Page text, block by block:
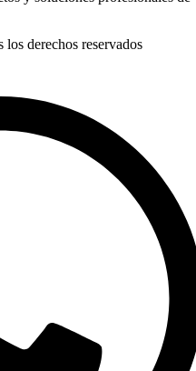
derechos reservados